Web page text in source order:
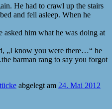
He had to crawl up the stairs
and fell asleep. When he
him what he was doing at
„I know you were there…“ he
barman rang to say you forgot
abgelegt am 24. Mai 2012